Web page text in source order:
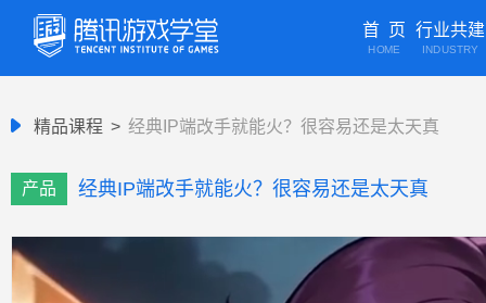
首 页
HOME
行业共建
INDUSTRY
精品课程 > 经典IP端改手就能火？很容易还是太天真
产品 经典IP端改手就能火？很容易还是太天真